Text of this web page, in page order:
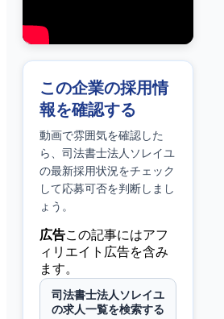
この企業の採用情
報を確認する
動画で雰囲気を確認した
ら、 司法書士法人ソレイユ
の最新採用状況をチェック
して応募可否を判断しまし
ょう。
広告この記事にはアフ
ィリエイト広告を含み
ます。
司法書士法人ソレイユ
の求人一覧を検索する